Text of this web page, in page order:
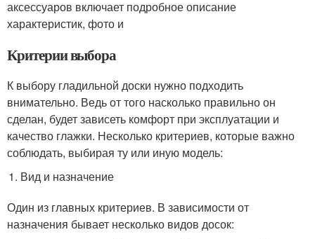
аксессуаров включает подробное описание
характеристик, фото и
Критерии выбора
К выбору гладильной доски нужно подходить
внимательно. Ведь от того насколько правильно он
сделан, будет зависеть комфорт при эксплуатации и
качество глажки. Несколько критериев, которые важно
соблюдать, выбирая ту или иную модель:
Вид и назначение
Один из главных критериев. В зависимости от
назначения бывает несколько видов досок: